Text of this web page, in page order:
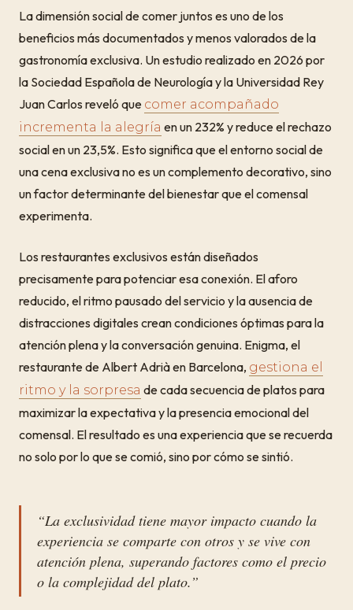
La dimensión social de comer juntos es uno de los
beneficios más documentados y menos valorados de la
gastronomía exclusiva. Un estudio realizado en 2026 por
la Sociedad Española de Neurología y la Universidad Rey
Juan Carlos reveló que comer acompañado
incrementa la alegría en un 232% y reduce el rechazo
social en un 23,5%. Esto significa que el entorno social de
una cena exclusiva no es un complemento decorativo, sino
un factor determinante del bienestar que el comensal
experimenta.
Los restaurantes exclusivos están diseñados
precisamente para potenciar esa conexión. El aforo
reducido, el ritmo pausado del servicio y la ausencia de
distracciones digitales crean condiciones óptimas para la
atención plena y la conversación genuina. Enigma, el
restaurante de Albert Adrià en Barcelona, gestiona el
ritmo y la sorpresa de cada secuencia de platos para
maximizar la expectativa y la presencia emocional del
comensal. El resultado es una experiencia que se recuerda
no solo por lo que se comió, sino por cómo se sintió.
“La exclusividad tiene mayor impacto cuando la
experiencia se comparte con otros y se vive con
atención plena, superando factores como el precio
o la complejidad del plato.”